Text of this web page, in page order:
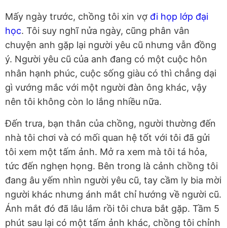
Mấy ngày trước, chồng tôi xin vợ đi họp lớp đại
học. Tôi suy nghĩ nửa ngày, cũng phân vân
chuyện anh gặp lại người yêu cũ nhưng vẫn đồng
ý. Người yêu cũ của anh đang có một cuộc hôn
nhân hạnh phúc, cuộc sống giàu có thì chẳng dại
gì vướng mắc với một người đàn ông khác, vậy
nên tôi không còn lo lắng nhiều nữa.
Đến trưa, bạn thân của chồng, người thường đến
nhà tôi chơi và có mối quan hệ tốt với tôi đã gửi
tôi xem một tấm ảnh. Mở ra xem mà tôi tá hỏa,
tức đến nghẹn họng. Bên trong là cảnh chồng tôi
đang âu yếm nhìn người yêu cũ, tay cầm ly bia mời
người khác nhưng ánh mắt chỉ hướng về người cũ.
Ánh mắt đó đã lâu lắm rồi tôi chưa bắt gặp. Tầm 5
phút sau lại có một tấm ảnh khác, chồng tôi chỉnh